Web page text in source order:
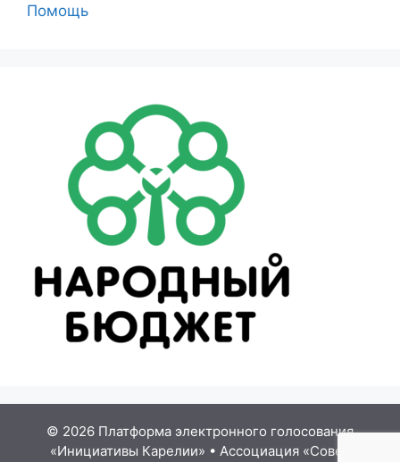
Помощь
© 2026 Платформа электронного голосования
«Инициативы Карелии» • Ассоциация «Совет